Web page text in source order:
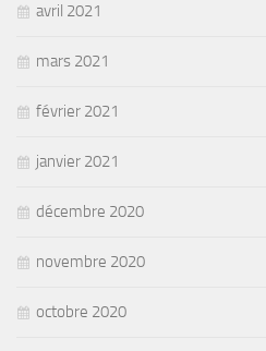
avril 2021
mars 2021
février 2021
janvier 2021
décembre 2020
novembre 2020
octobre 2020